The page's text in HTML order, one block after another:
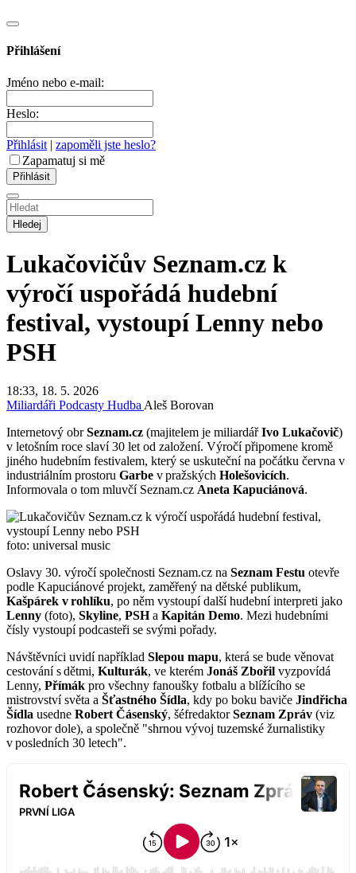
Přihlášení
Jméno nebo e-mail:
Heslo:
Přihlásit | zapoměli jste heslo?
Zapamatuj si mě
Hledej
Lukačovičův Seznam.cz k
výročí uspořádá hudební
festival, vystoupí Lenny nebo
PSH
18:33, 18. 5. 2026
Miliardáři Podcasty HudbaAleš Borovan
Internetový obrSeznam.cz (majitelem je miliardářIvo Lukačovič)
v letošním roce slaví 30 let od založení. Výročí připomene kromě
jiného hudebním festivalem, který se uskuteční na počátku června v
industriálním prostoru Garbe v pražských Holešovicích.
Informovala o tom mluvčí Seznam.cz Aneta Kapuciánová.
foto: universal music
Oslavy 30. výročí společnosti Seznam.cz na Seznam Festu otevře
podle Kapuciánové projekt, zaměřený na dětské publikum,
Kašpárek v rohlíku, po něm vystoupí další hudební interpreti jako
Lenny (foto), Skyline, PSHa Kapitán Demo. Mezi hudebními
čísly vystoupí podcasteři se svými pořady.
Návštěvníci uvidí například Slepou mapu, která se bude věnovat
cestování s dětmi, Kulturák, ve kterém Jonáš Zbořil vyzpovídá
Lenny, Přímák pro všechny fanoušky fotbalu a blížícího se
mistrovství světa a Šťastného Šídla, kdy po boku baviče Jindřicha
Šídla usedne Robert Čásenský, šéfredaktorSeznam Zpráv (viz
rozhovor dole), a společně "shrnou vývoj tuzemské žurnalistiky
v posledních 30 letech".